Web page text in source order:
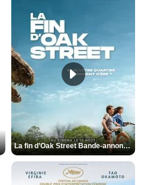
La fin d’Oak Street Bande-annonce VO STFR